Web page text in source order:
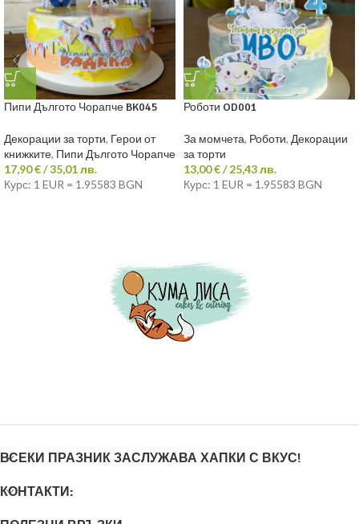
Пипи Дългото Чорапче BK045
Декорации за торти, Герои от
книжките, Пипи Дългото Чорапче
17,90€/ 35,01 лв.
Курс: 1 EUR = 1.95583 BGN
Роботи OD001
За момчета, Роботи, Декорации
за торти
13,00€/ 25,43 лв.
Курс: 1 EUR = 1.95583 BGN
ВСЕКИ ПРАЗНИК ЗАСЛУЖАВА ХАПКИ С ВКУС!
КОНТАКТИ: